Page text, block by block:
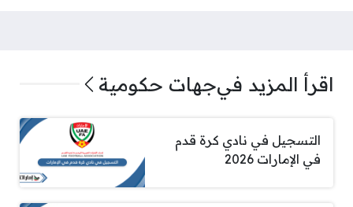
اقرأ المزيد فيجهات حكومية
التسجيل في نادي كرة قدم
في الإمارات 2026